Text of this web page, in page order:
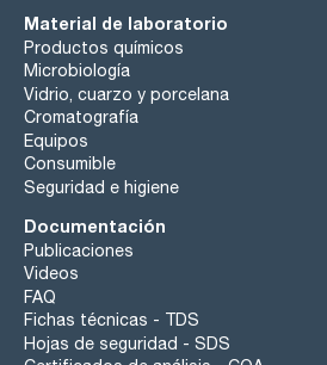
Material de laboratorio
Productos químicos
Microbiología
Vidrio, cuarzo y porcelana
Cromatografía
Equipos
Consumible
Seguridad e higiene
Documentación
Publicaciones
Videos
FAQ
Fichas técnicas - TDS
Hojas de seguridad - SDS